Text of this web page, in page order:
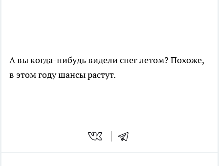
А вы когда-нибудь видели снег летом? Похоже,
в этом году шансы растут.